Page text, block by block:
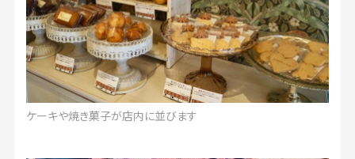
ケーキや焼き菓子が店内に並びます